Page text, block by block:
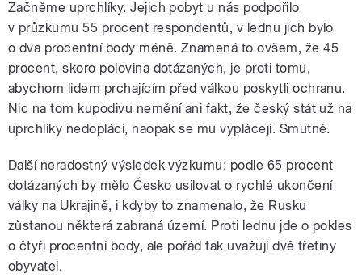
Začněme uprchlíky. Jejich pobyt u nás podpořilo
v průzkumu 55 procent respondentů, v lednu jich bylo
o dva procentní body méně. Znamená to ovšem, že 45
procent, skoro polovina dotázaných, je proti tomu,
abychom lidem prchajícím před válkou poskytli ochranu.
Nic na tom kupodivu nemění ani fakt, že český stát už na
uprchlíky nedoplácí, naopak se mu vyplácejí. Smutné.
Další neradostný výsledek výzkumu: podle 65 procent
dotázaných by mělo Česko usilovat o rychlé ukončení
války na Ukrajině, i kdyby to znamenalo, že Rusku
zůstanou některá zabraná území. Proti lednu jde o pokles
o čtyři procentní body, ale pořád tak uvažují dvě třetiny
obyvatel.